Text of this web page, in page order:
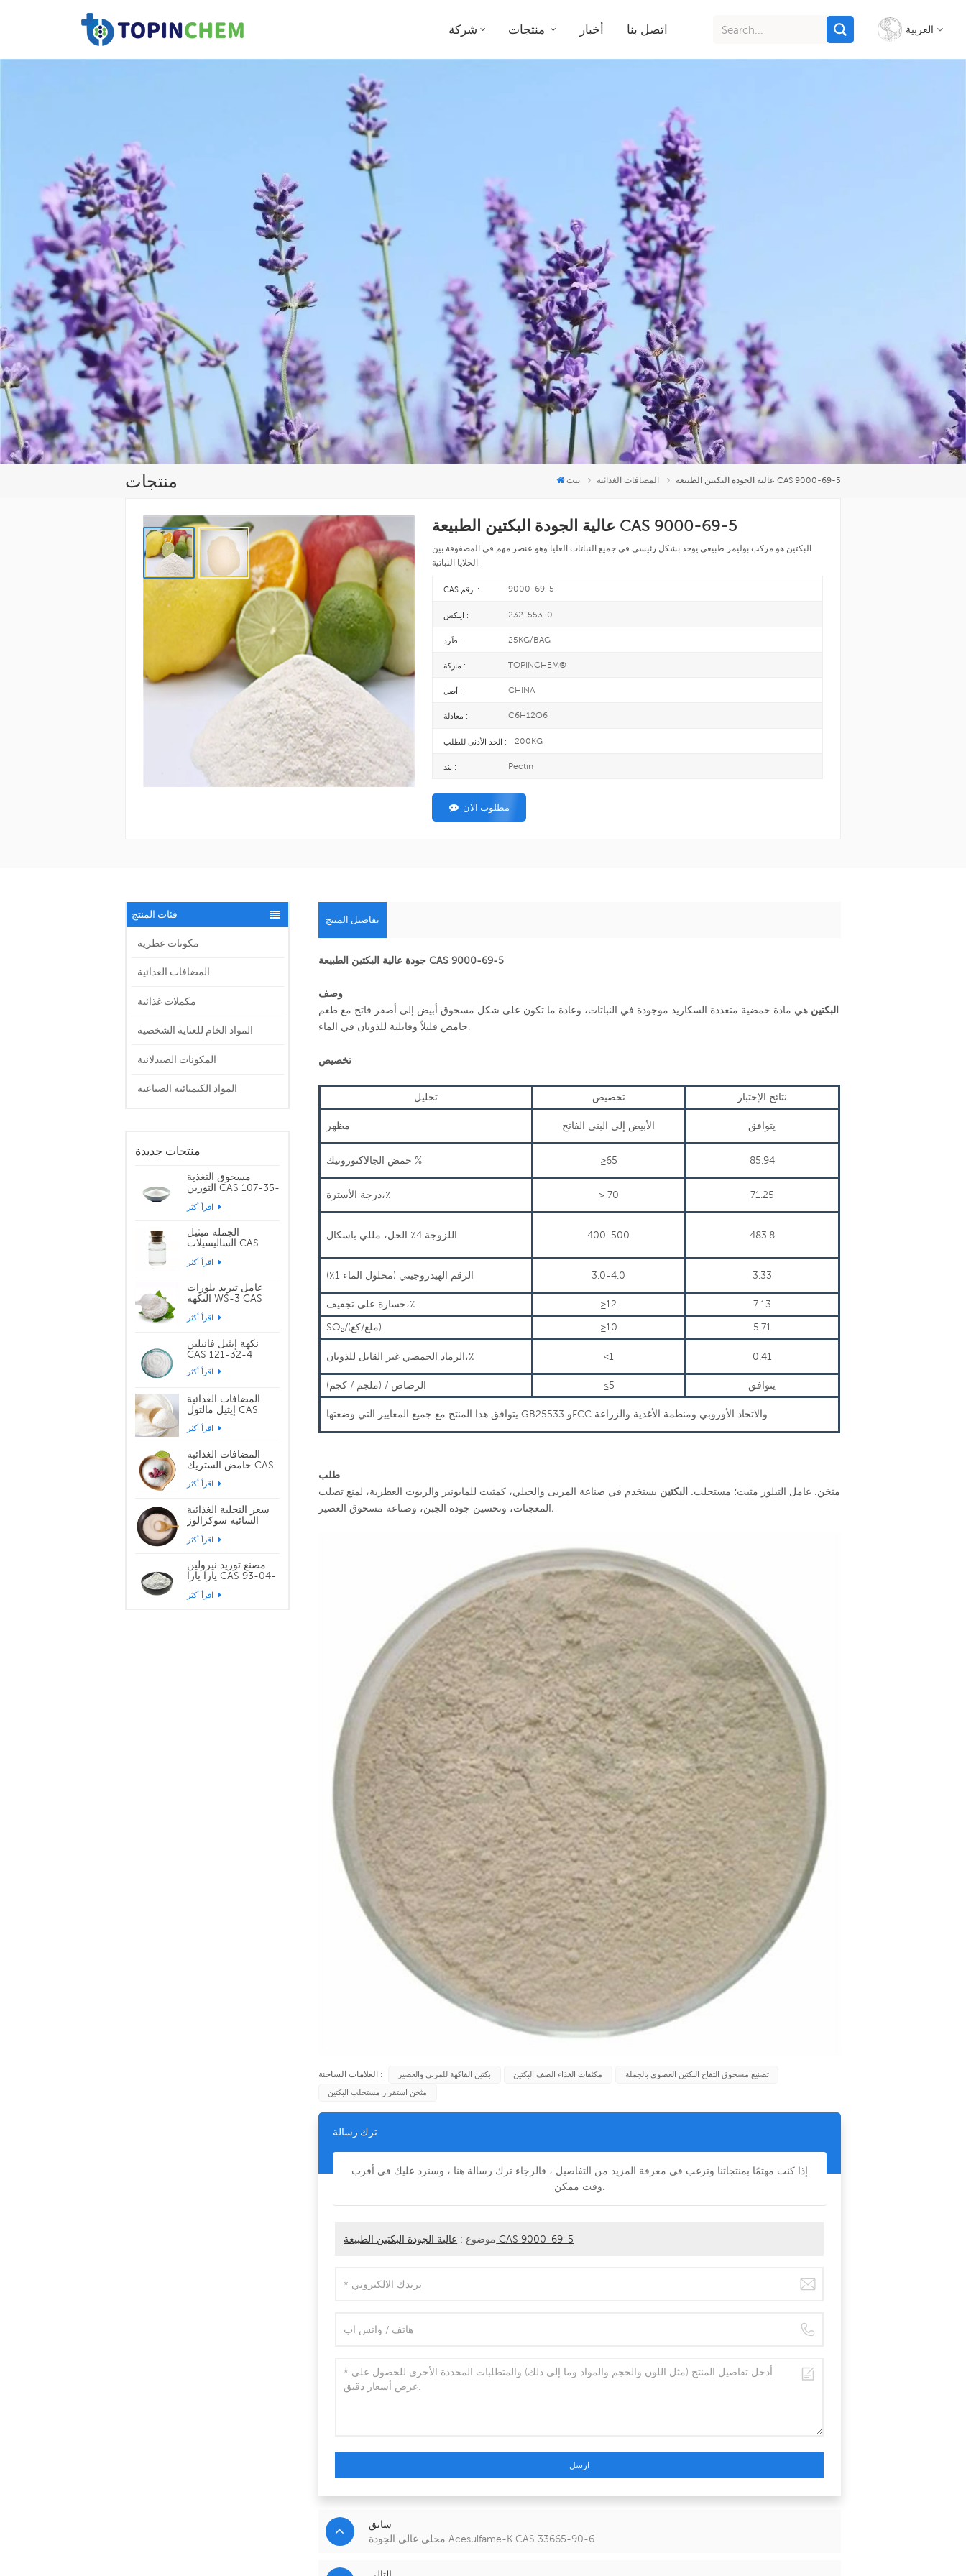
شركة أخبار اتصل بنا العربية
منتجات بيت المضافات الغذائية عالية الجودة البكتين الطبيعة CAS 9000-69-5
عالية الجودة البكتين الطبيعة CAS 9000-69-5
البكتين هو مركب بوليمر طبيعي يوجد بشكل رئيسي في جميع النباتات العليا وهو عنصر مهم في المصفوفة بين
الخلايا النباتية.
CAS رقم. : 9000-69-5
اينكس : 232-553-0
طَرد : 25KG/BAG
ماركة : TOPINCHEM®
أصل : CHINA
معادلة : C6H12O6
الحد الأدنى للطلب : 200KG
بند : Pectin
مطلوب الان
فئات المنتج
مكونات عطرية
المضافات الغذائية
مكملات غذائية
المواد الخام للعناية الشخصية
المكونات الصيدلانية
المواد الكيميائية الصناعية
منتجات جديدة
مسحوق التغذية
التورين CAS 107-35-
الجملة ميثيل
الساليسيلات CAS
عامل تبريد بلورات
النكهة WS-3 CAS
نكهة إيثيل فانيلين
CAS 121-32-4
المضافات الغذائية
إيثيل مالتول CAS
المضافات الغذائية
حامض الستريك CAS
سعر التحلية الغذائية
السائبة سوكرالوز
مصنع توريد نيرولين
يارا يارا CAS 93-04-
تفاصيل المنتج
جودة عالية البكتين الطبيعة CAS 9000-69-5
وصف
البكتين هي مادة حمضية متعددة السكاريد موجودة في النباتات، وعادة ما تكون على شكل مسحوق أبيض إلى أصفر فاتح مع طعم
تخصيص
تحليل تخصيص نتائج الإختبار
مظهر الأبيض إلى البني الفاتح يتوافق
حمض الجالاكتورونيك % ≥65 85.94
درجة الأسترة،٪ > 70 71.25
اللزوجة 4٪ الحل، مللي باسكال 400-500 483.8
الرقم الهيدروجيني (محلول الماء 1٪) 3.0-4.0 3.33
خسارة على تجفيف،٪ ≥12
7.13
SO₂ /(ملغ/كغ) ≥10 5.71
الرماد الحمضي غير القابل للذوبان،٪ ≤1 0.41
الرصاص / (ملجم / كجم) ≤5 يتوافق
طلب
مثخن. عامل التبلور مثبت؛ مستحلب.البكتين يستخدم في صناعة المربى والجيلي، كمثبت للمايونيز والزيوت العطرية، لمنع تصلب
المعجنات، وتحسين جودة الجبن، وصناعة مسحوق العصير.
العلامات الساخنة : بكتين الفاكهة للمربى والعصير مكثفات الغذاء الصف البكتين
تصنيع مسحوق التفاح البكتين العضوي بالجملة
مثخن استقرار مستحلب البكتين
ترك رسالة
إذا كنت مهتمًا بمنتجاتنا وترغب في معرفة المزيد من التفاصيل ، فالرجاء ترك رسالة هنا ، وسنرد عليك في أقرب
موضوع : عالية الجودة البكتين الطبيعة CAS 9000-69-5
ارسل
سابق
محلي عالي الجودة Acesulfame-K CAS 33665-90-6